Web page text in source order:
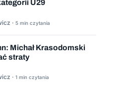
U29
· 5 min czytania
Michał Krasodomski
straty
· 1 min czytania